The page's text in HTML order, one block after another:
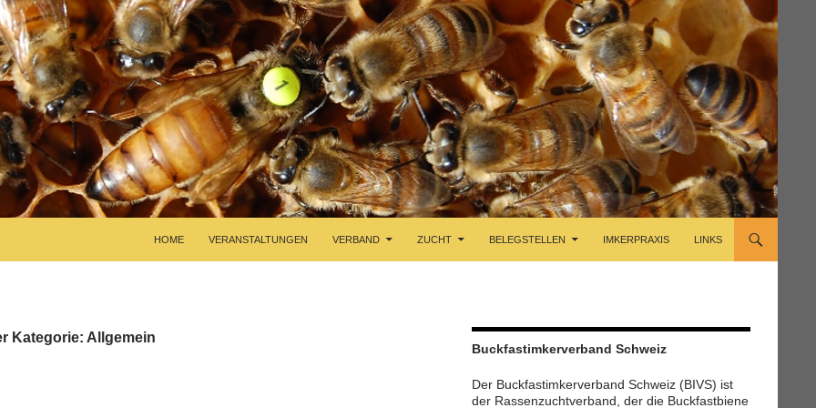
HOME VERANSTALTUNGEN VERBAND ZUCHT BELEGSTELLEN IMKERPRAXIS LINKS
Kategorie: Allgemein
Buckfastimkerverband Schweiz
Der Buckfastimkerverband Schweiz (BIVS) ist
der Rassenzuchtverband, der die Buckfastbiene